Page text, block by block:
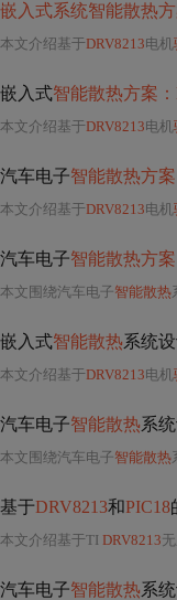
嵌入式系统智能散热
本文介绍基于DRV8213电机
嵌入式智能散热方案
本文介绍基于DRV8213电机
汽车电子智能散热方
本文介绍基于DRV8213电机
汽车电子智能散热方
本文围绕汽车电子智能散热
嵌入式智能散热系统
本文介绍基于DRV8213电机
汽车电子智能散热系
本文围绕汽车电子智能散热
基于DRV8213和PIC18
本文介绍基于TI DRV8213
汽车电子智能散热系